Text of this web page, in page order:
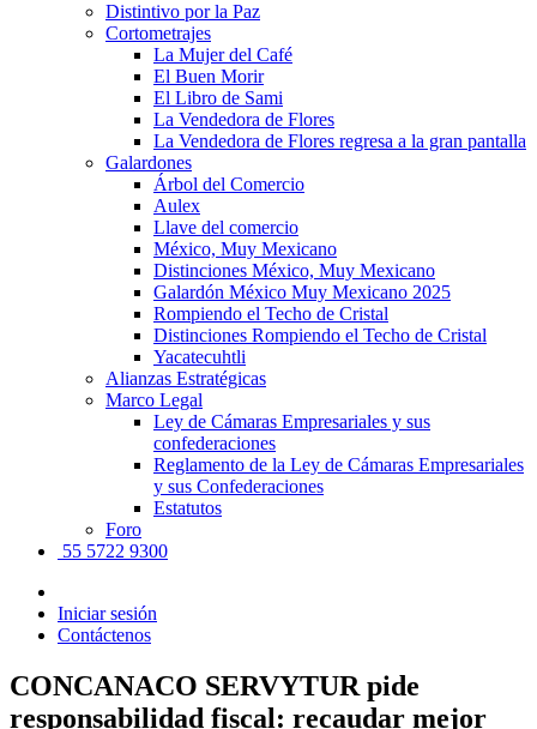
Distintivo por la Paz
Cortometrajes
La Mujer del Café
El Buen Morir
El Libro de Sami
La Vendedora de Flores
La Vendedora de Flores regresa a la gran pantalla
Galardones
Árbol del Comercio
Aulex
Llave del comercio
México, Muy Mexicano
Distinciones México, Muy Mexicano
Galardón México Muy Mexicano 2025
Rompiendo el Techo de Cristal
Distinciones Rompiendo el Techo de Cristal
Yacatecuhtli
Alianzas Estratégicas
Marco Legal
Ley de Cámaras Empresariales y sus
confederaciones
Reglamento de la Ley de Cámaras Empresariales
y sus Confederaciones
Estatutos
Foro
55 5722 9300
Iniciar sesión
Contáctenos
CONCANACO SERVYTUR pide
responsabilidad fiscal: recaudar mejor